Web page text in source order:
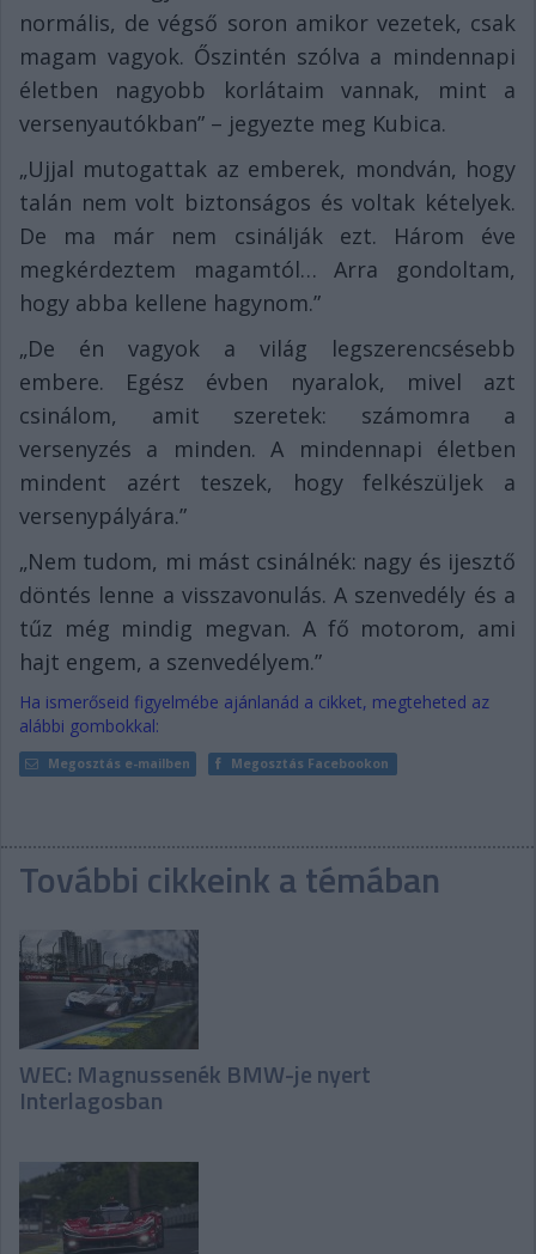
normális, de végső soron amikor vezetek, csak
magam vagyok. Őszintén szólva a mindennapi
életben nagyobb korlátaim vannak, mint a
versenyautókban” – jegyezte meg Kubica.
„Ujjal mutogattak az emberek, mondván, hogy
talán nem volt biztonságos és voltak kételyek.
De ma már nem csinálják ezt. Három éve
megkérdeztem magamtól… Arra gondoltam,
hogy abba kellene hagynom.”
„De én vagyok a világ legszerencsésebb
embere. Egész évben nyaralok, mivel azt
csinálom, amit szeretek: számomra a
versenyzés a minden. A mindennapi életben
mindent azért teszek, hogy felkészüljek a
versenypályára.”
„Nem tudom, mi mást csinálnék: nagy és ijesztő
döntés lenne a visszavonulás. A szenvedély és a
tűz még mindig megvan. A fő motorom, ami
hajt engem, a szenvedélyem.”
Ha ismerőseid figyelmébe ajánlanád a cikket, megteheted az
alábbi gombokkal:
Megosztás e-mailben Megosztás Facebookon
További cikkeink a témában
WEC: Magnussenék BMW-je nyert
Interlagosban